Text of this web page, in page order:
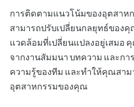
การติดตามแนวโน้มของอุตสาห
สามารถปรับเปลี่ยนกลยุทธ์ของ
แวดล้อมที่เปลี่ยนแปลงอยู่เสมอ
จากงานสัมมนา บทความ และกา
ความรู้ของทีม และทำให้คุณสาม
อุตสาหกรรมของคุณ